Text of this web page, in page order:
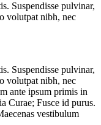
Suspendisse pulvinar,
volutpat nibh, nec
Suspendisse pulvinar,
volutpat nibh, nec
ante ipsum primis in
Curae; Fusce id purus.
vestibulum